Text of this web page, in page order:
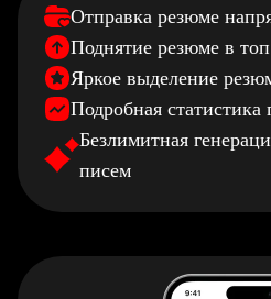
Отправка резюме
Поднятие резюме в
Яркое выделение
Подробная статистика
Безлимитная
писем